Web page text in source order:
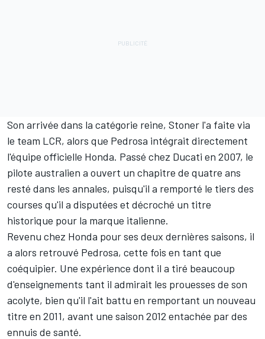
Son arrivée dans la catégorie reine, Stoner l'a faite via
le team LCR, alors que Pedrosa intégrait directement
l'équipe officielle Honda. Passé chez Ducati en 2007, le
pilote australien a ouvert un chapitre de quatre ans
resté dans les annales, puisqu'il a remporté le tiers des
courses qu'il a disputées et décroché un titre
historique pour la marque italienne.
Revenu chez Honda pour ses deux dernières saisons, il
a alors retrouvé Pedrosa, cette fois en tant que
coéquipier. Une expérience dont il a tiré beaucoup
d'enseignements tant il admirait les prouesses de son
acolyte, bien qu'il l'ait battu en remportant un nouveau
titre en 2011, avant une saison 2012 entachée par des
ennuis de santé.